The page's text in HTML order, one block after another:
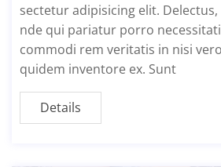
sectetur adipisicing elit.
nde qui pariatur porro
commodi rem veritatis in nisi
quidem inventore ex. Sunt
Details